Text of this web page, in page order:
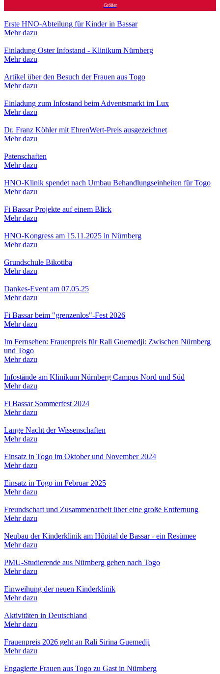
Größer
Erste HNO-Abteilung für Kinder in Bassar
Mehr dazu
Einladung Oster Infostand - Klinikum Nürnberg
Mehr dazu
Artikel über den Besuch der Frauen aus Togo
Mehr dazu
Einladung zum Infostand beim Adventsmarkt im Lux
Mehr dazu
Dr. Franz Köhler mit EhrenWert-Preis ausgezeichnet
Mehr dazu
Patenschaften
Mehr dazu
HNO-Klinik spendet nach Umbau Behandlungseinheiten für Togo
Mehr dazu
Fi Bassar Projekte auf einem Blick
Mehr dazu
HNO-Kongress am 15.11.2025 in Nürnberg
Mehr dazu
Grundschule Bikotiba
Mehr dazu
Dankes-Event am 07.05.25
Mehr dazu
Fi Bassar beim "grenzenlos"-Fest 2026
Mehr dazu
Im Fernsehen: Frauenpreis für Rali Guemedji: Zwischen Nürnberg
und Togo
Mehr dazu
Infostände am Klinikum Nürnberg Campus Nord und Süd
Mehr dazu
Fi Bassar Sommerfest 2024
Mehr dazu
Lange Nacht der Wissenschaften
Mehr dazu
Einsatz in Togo im Oktober und November 2024
Mehr dazu
Einsatz in Togo im Februar 2025
Mehr dazu
Freundschaft und Zusammenarbeit über eine große Entfernung
Mehr dazu
Neubau der Kinderklinik am Hôpital de Bassar - ein Resümee
Mehr dazu
PMU-Studierende aus Nürnberg gehen nach Togo
Mehr dazu
Einweihung der neuen Kinderklinik
Mehr dazu
Aktivitäten in Deutschland
Mehr dazu
Frauenpreis 2026 geht an Rali Sirina Guemedji
Mehr dazu
Engagierte Frauen aus Togo zu Gast in Nürnberg